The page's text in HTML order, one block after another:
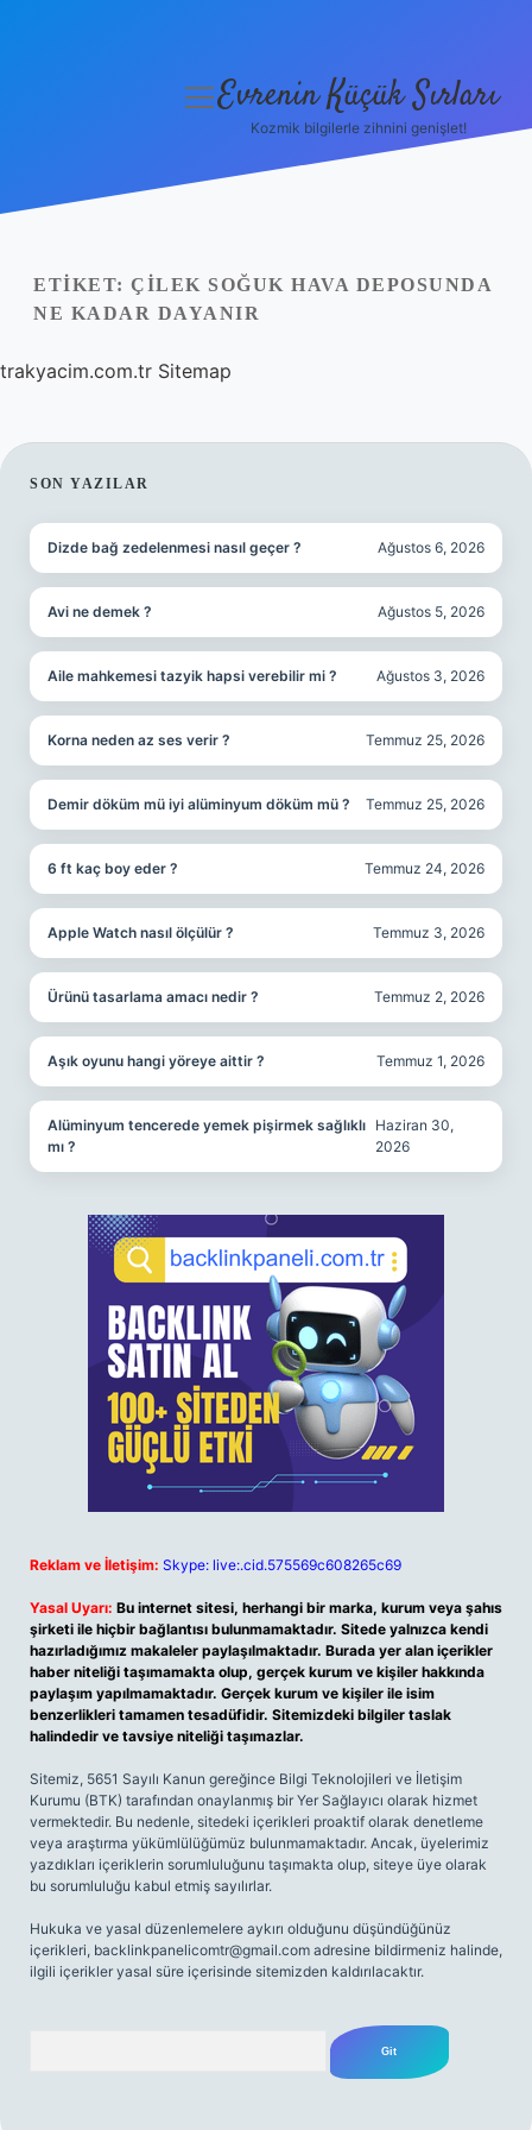
Yasal Uyarı
menüyü
Evrenin Küçük Sırları
Kozmik bilgilerle zihnini genişlet!
ETIKET: ÇILEK SOĞUK HAVA DEPOSUNDA
NE KADAR DAYANIR
trakyacim.com.tr Sitemap
SIDEBAR
SON YAZILAR
Dizde bağ zedelenmesi nasıl geçer ? Ağustos 6, 2026
Avi ne demek ? Ağustos 5, 2026
Aile mahkemesi tazyik hapsi verebilir mi ? Ağustos 3, 2026
Korna neden az ses verir ? Temmuz 25, 2026
Demir döküm mü iyi alüminyum döküm mü ? Temmuz 25, 2026
6 ft kaç boy eder ? Temmuz 24, 2026
Apple Watch nasıl ölçülür ? Temmuz 3, 2026
Ürünü tasarlama amacı nedir ? Temmuz 2, 2026
Aşık oyunu hangi yöreye aittir ? Temmuz 1, 2026
Alüminyum tencerede yemek pişirmek sağlıklı
mı ?
Haziran 30,
2026
Reklam ve İletişim: Skype: live:.cid.575569c608265c69
Yasal Uyarı: Bu internet sitesi, herhangi bir marka, kurum veya şahıs
şirketi ile hiçbir bağlantısı bulunmamaktadır. Sitede yalnızca kendi
hazırladığımız makaleler paylaşılmaktadır. Burada yer alan içerikler
haber niteliği taşımamakta olup, gerçek kurum ve kişiler hakkında
paylaşım yapılmamaktadır. Gerçek kurum ve kişiler ile isim
benzerlikleri tamamen tesadüfidir. Sitemizdeki bilgiler taslak
halindedir ve tavsiye niteliği taşımazlar.
Sitemiz, 5651 Sayılı Kanun gereğince Bilgi Teknolojileri ve İletişim
Kurumu (BTK) tarafından onaylanmış bir Yer Sağlayıcı olarak hizmet
vermektedir. Bu nedenle, sitedeki içerikleri proaktif olarak denetleme
veya araştırma yükümlülüğümüz bulunmamaktadır. Ancak, üyelerimiz
yazdıkları içeriklerin sorumluluğunu taşımakta olup, siteye üye olarak
bu sorumluluğu kabul etmiş sayılırlar.
Hukuka ve yasal düzenlemelere aykırı olduğunu düşündüğünüz
içerikleri, backlinkpanelicomtr@gmail.com adresine bildirmeniz halinde,
ilgili içerikler yasal süre içerisinde sitemizden kaldırılacaktır.